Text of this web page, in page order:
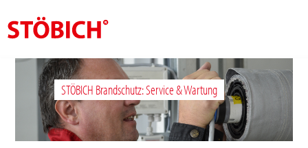
DE
Über uns
Lösungen
STÖBICH Brandschutz: Service & Wartung